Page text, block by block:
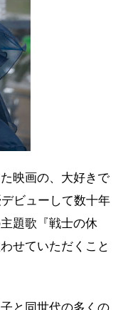
映画の、大好きで
ビューして数十年
題歌『戦士の休
せていただくこと